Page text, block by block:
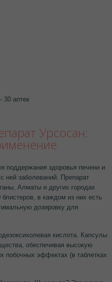
30 аптек
Урсосан:
поддержания здоровья печени и
ней заболеваний. Препарат
Алматы и других городах
в каждом из них есть
дозировку для
кислота. Капсулы
обеспечивая высокую
побочных эффектах (в таблетках